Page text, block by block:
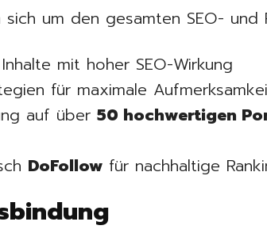
sich um den gesamten SEO- und
mit hoher SEO-Wirkung
für maximale
auf über50 hochwertigen
DoFollow für nachhaltige